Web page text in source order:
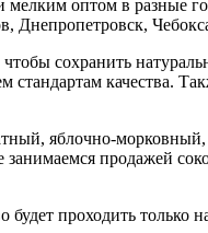
мелким оптом в разные
Днепропетровск,
сохранить
стандартам качества.
яблочно-
продажей
проходить только